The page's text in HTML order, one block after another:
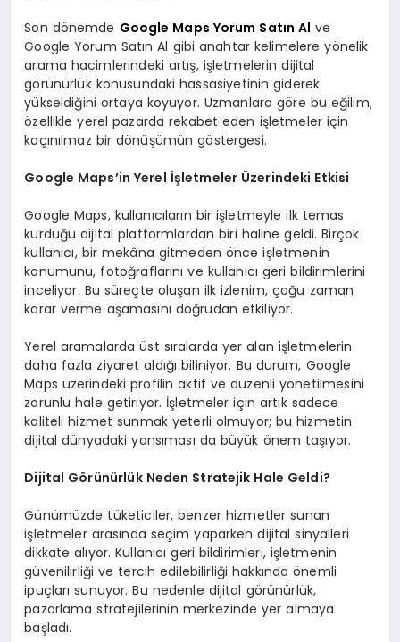
Son dönemde Google Maps Yorum Satın Al ve
Google Yorum Satın Al gibi anahtar kelimelere yönelik
arama hacimlerindeki artış, işletmelerin dijital
görünürlük konusundaki hassasiyetinin giderek
yükseldiğini ortaya koyuyor. Uzmanlara göre bu eğilim,
özellikle yerel pazarda rekabet eden işletmeler için
kaçınılmaz bir dönüşümün göstergesi.
Google Maps’in Yerel İşletmeler Üzerindeki Etkisi
Google Maps, kullanıcıların bir işletmeyle ilk temas
kurduğu dijital platformlardan biri haline geldi. Birçok
kullanıcı, bir mekâna gitmeden önce işletmenin
konumunu, fotoğraflarını ve kullanıcı geri bildirimlerini
inceliyor. Bu süreçte oluşan ilk izlenim, çoğu zaman
karar verme aşamasını doğrudan etkiliyor.
Yerel aramalarda üst sıralarda yer alan işletmelerin
daha fazla ziyaret aldığı biliniyor. Bu durum, Google
Maps üzerindeki profilin aktif ve düzenli yönetilmesini
zorunlu hale getiriyor. İşletmeler için artık sadece
kaliteli hizmet sunmak yeterli olmuyor; bu hizmetin
dijital dünyadaki yansıması da büyük önem taşıyor.
Dijital Görünürlük Neden Stratejik Hale Geldi?
Günümüzde tüketiciler, benzer hizmetler sunan
işletmeler arasında seçim yaparken dijital sinyalleri
dikkate alıyor. Kullanıcı geri bildirimleri, işletmenin
güvenilirliği ve tercih edilebilirliği hakkında önemli
ipuçları sunuyor. Bu nedenle dijital görünürlük,
pazarlama stratejilerinin merkezinde yer almaya
başladı.